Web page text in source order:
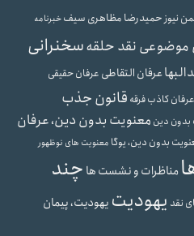
نیوزحمیدرضا مظاهری سیفخبرنامه
موضوعی نقد حلقهسخنرانی
عرفان التقاطی عرفان حقیقی
عرفان کاذبفرقه قانون جذب
بدون دین معنویت بدون دین، عرفان
بدون دین، یوگا معنویت های نوظهور
مناظرات و نشست ها چند
نقد یهودیت یهودیت، پیمان